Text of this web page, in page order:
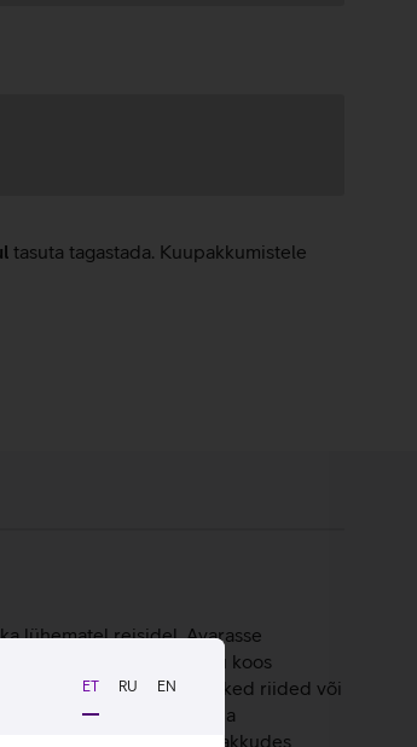
ET RU EN
tasuta tagastada. Kuupakkumistele
lühematel reisidel. Avarasse
tõmblukuga tasku koos
mugavalt eraldada niisked riided või
kaitseb telefoni ja
vaba veekindel kate, pakkudes